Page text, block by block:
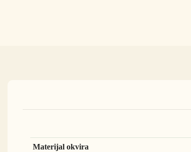
Materijal okvira